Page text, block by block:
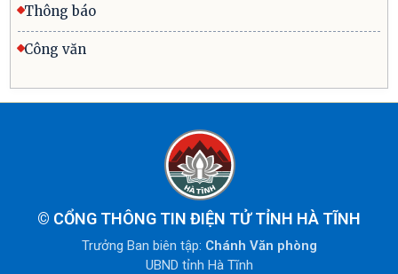
Thông báo
Công văn
© CỔNG THÔNG TIN ĐIỆN TỬ TỈNH HÀ TĨNH
Trưởng Ban biên tập: Chánh Văn phòng
UBND tỉnh Hà Tĩnh